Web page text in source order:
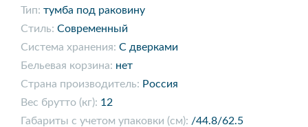
Тип: тумба под раковину
Стиль: Современный
Система хранения: С дверками
Бельевая корзина: нет
Страна производитель: Россия
Вес брутто (кг): 12
Габариты с учетом упаковки (см): /44.8/62.5